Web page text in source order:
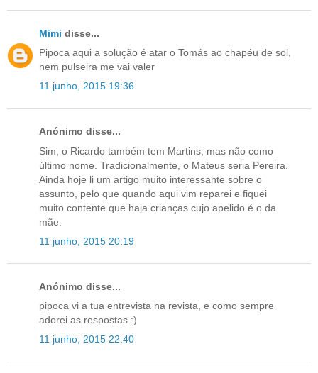
Mimi disse...
Pipoca aqui a solução é atar o Tomás ao chapéu de sol,
nem pulseira me vai valer
11 junho, 2015 19:36
Anónimo disse...
Sim, o Ricardo também tem Martins, mas não como
último nome. Tradicionalmente, o Mateus seria Pereira.
Ainda hoje li um artigo muito interessante sobre o
assunto, pelo que quando aqui vim reparei e fiquei
muito contente que haja crianças cujo apelido é o da
mãe.
11 junho, 2015 20:19
Anónimo disse...
pipoca vi a tua entrevista na revista, e como sempre
adorei as respostas :)
11 junho, 2015 22:40